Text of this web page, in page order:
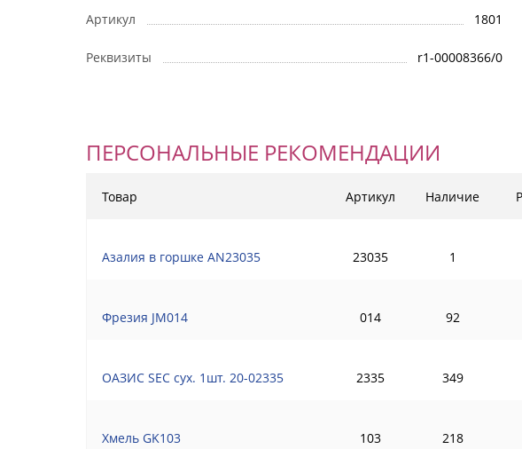
Артикул 1801
Реквизиты r1-00008366/0
ПЕРСОНАЛЬНЫЕ РЕКОМЕНДАЦИИ
Товар Артикул Наличие
Азалия в горшке AN23035 23035 1
Фрезия JM014 014 92
ОАЗИС SEC сух. 1шт. 20-02335 2335 349
Хмель GK103 103 218